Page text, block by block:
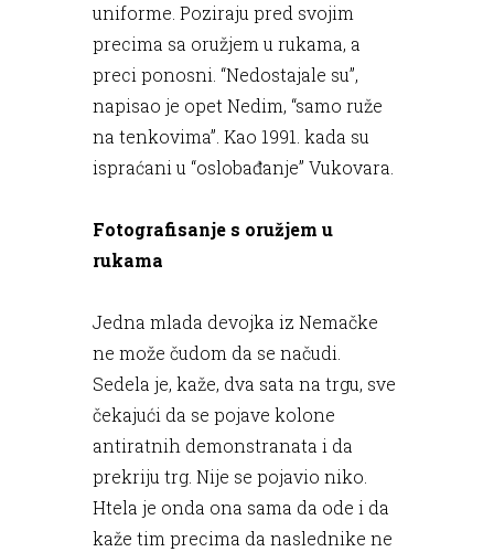
uniforme. Poziraju pred svojim
precima sa oružjem u rukama, a
preci ponosni. “Nedostajale su”,
napisao je opet Nedim, “samo ruže
na tenkovima”. Kao 1991. kada su
ispraćani u “oslobađanje” Vukovara.
Fotografisanje s oružjem u
rukama
Jedna mlada devojka iz Nemačke
ne može čudom da se načudi.
Sedela je, kaže, dva sata na trgu, sve
čekajući da se pojave kolone
antiratnih demonstranata i da
prekriju trg. Nije se pojavio niko.
Htela je onda ona sama da ode i da
kaže tim precima da naslednike ne